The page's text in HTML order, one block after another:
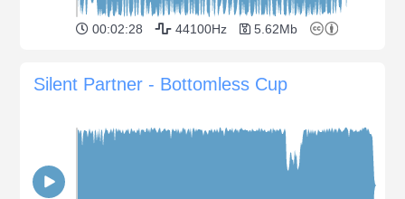
00:02:28 44100Hz 5.62Mb
Silent Partner - Bottomless Cup